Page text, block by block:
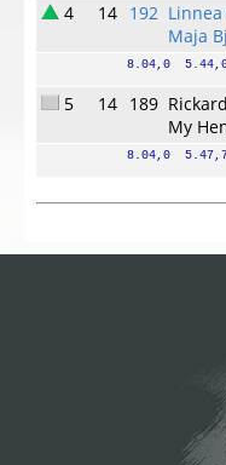
4 14 192
Maja
8.04,0
5 14 189
My
8.04,0